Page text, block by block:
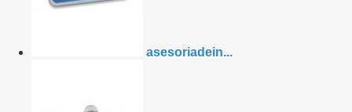
asesoriadein...